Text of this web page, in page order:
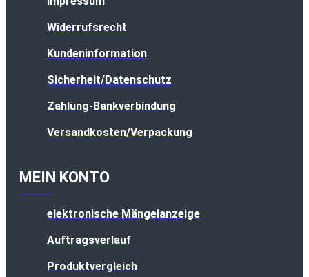
Widerrufsrecht
Kundeninformation
Sicherheit/Datenschutz
Zahlung-Bankverbindung
Versandkosten/Verpackung
MEIN KONTO
elektronische Mängelanzeige
Auftragsverlauf
Produktvergleich